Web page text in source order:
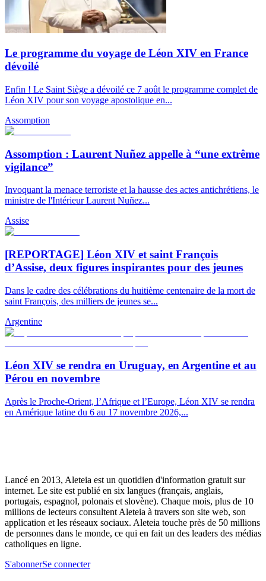
Le programme du voyage de Léon XIV en France
dévoilé
Enfin ! Le Saint Siège a dévoilé ce 7 août le programme complet de
Léon XIV pour son voyage apostolique en...
Assomption
Assomption : Laurent Nuñez appelle à “une extrême
vigilance”
Invoquant la menace terroriste et la hausse des actes antichrétiens, le
ministre de l'Intérieur Laurent Nuñez...
Assise
[REPORTAGE] Léon XIV et saint François
d’Assise, deux figures inspirantes pour des jeunes
Dans le cadre des célébrations du huitième centenaire de la mort de
saint François, des milliers de jeunes se...
Argentine
Léon XIV se rendra en Uruguay, en Argentine et au
Pérou en novembre
Après le Proche-Orient, l’Afrique et l’Europe, Léon XIV se rendra
en Amérique latine du 6 au 17 novembre 2026,...
Lancé en 2013, Aleteia est un quotidien d'information gratuit sur
internet. Le site est publié en six langues (français, anglais,
portugais, espagnol, polonais et slovène). Chaque mois, plus de 10
millions de lecteurs consultent Aleteia à travers son site web, son
application et les réseaux sociaux. Aleteia touche près de 50 millions
de personnes dans le monde, ce qui en fait un des leaders des médias
catholiques en ligne.
S'abonnerSe connecter